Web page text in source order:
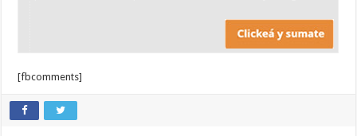
[fbcomments]